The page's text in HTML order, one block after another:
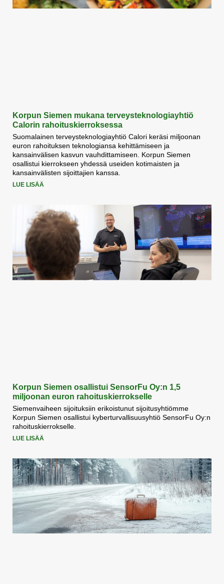
Korpun Siemen mukana terveysteknologiayhtiö
Calorin rahoituskierroksessa
Suomalainen terveysteknologiayhtiö Calori keräsi miljoonan
euron rahoituksen teknologiansa kehittämiseen ja
kansainvälisen kasvun vauhdittamiseen. Korpun Siemen
osallistui kierrokseen yhdessä useiden kotimaisten ja
kansainvälisten sijoittajien kanssa.
LUE LISÄÄ
Korpun Siemen osallistui SensorFu Oy:n 1,5
miljoonan euron rahoituskierrokselle
Siemenvaiheen sijoituksiin erikoistunut sijoitusyhtiömme
Korpun Siemen osallistui kyberturvallisuusyhtiö SensorFu Oy:n
rahoituskierrokselle.
LUE LISÄÄ